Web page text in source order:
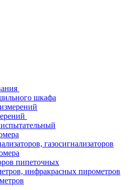
шкафа
газосигнализаторов
пипеточных
инфракрасных пирометров